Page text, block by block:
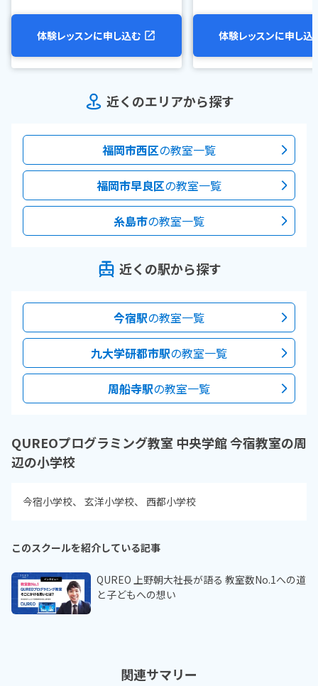
体験レッスンに申し込む 体験レッスンに申し込
近くのエリアから探す
福岡市西区の教室一覧
福岡市早良区の教室一覧
糸島市の教室一覧
近くの駅から探す
今宿駅の教室一覧
九大学研都市駅の教室一覧
周船寺駅の教室一覧
QUREOプログラミング教室 中央学館 今宿教室の周
辺の小学校
今宿小学校 玄洋小学校 西都小学校
このスクールを紹介している記事
QUREO 上野朝大社長が語る 教室数No.1への道
と子どもへの想い
関連サマリー